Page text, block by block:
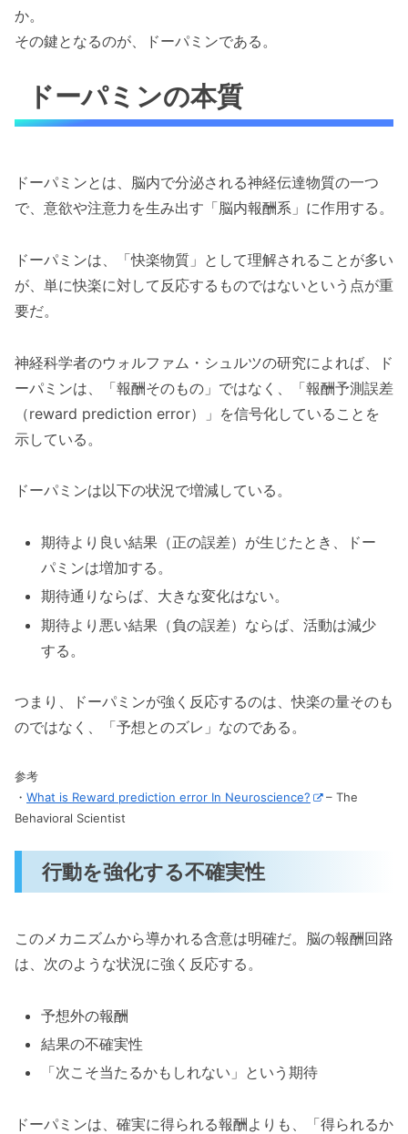
か。
その鍵となるのが、ドーパミンである。
ドーパミンの本質
ドーパミンとは、脳内で分泌される神経伝達物質の一つ
で、意欲や注意力を生み出す「脳内報酬系」に作用する。
ドーパミンは、「快楽物質」として理解されることが多い
が、単に快楽に対して反応するものではないという点が重
要だ。
神経科学者のウォルファム・シュルツの研究によれば、ド
ーパミンは、「報酬そのもの」ではなく、「報酬予測誤差
（reward prediction error）」を信号化していることを
示している。
ドーパミンは以下の状況で増減している。
期待より良い結果（正の誤差）が生じたとき、ドー
パミンは増加する。
期待通りならば、大きな変化はない。
期待より悪い結果（負の誤差）ならば、活動は減少
する。
つまり、ドーパミンが強く反応するのは、快楽の量そのも
のではなく、「予想とのズレ」なのである。
参考
・ What is Reward prediction error In Neuroscience?
– The
Behavioral Scientist
行動を強化する不確実性
このメカニズムから導かれる含意は明確だ。脳の報酬回路
は、次のような状況に強く反応する。
予想外の報酬
結果の不確実性
「次こそ当たるかもしれない」という期待
ドーパミンは、確実に得られる報酬よりも、「得られるか